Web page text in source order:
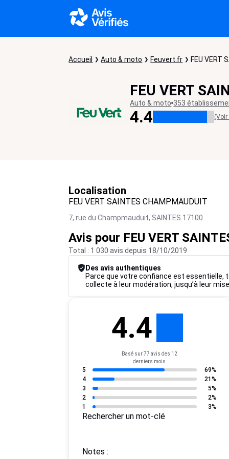
Accueil Auto & moto Feuvert.fr FEU VERT
FEU VERT
Auto & moto 353
4.4 (Voir
Localisation
FEU VERT SAINTES CHAMPMAUDUIT
7, rue du Champmauduit, SAINTES 17100
Avis pour FEU VERT
Total : 1 030 avis depuis 18/10/2019
Des avis authentiques
Parce que votre confiance est essentielle,
collecte à leur modération, jusqu’à leur
4.4
Basé sur 77 avis des 12
derniers mois
5
69%
4
21%
3
5%
2
2%
1
3%
Rechercher un mot-clé
Notes :